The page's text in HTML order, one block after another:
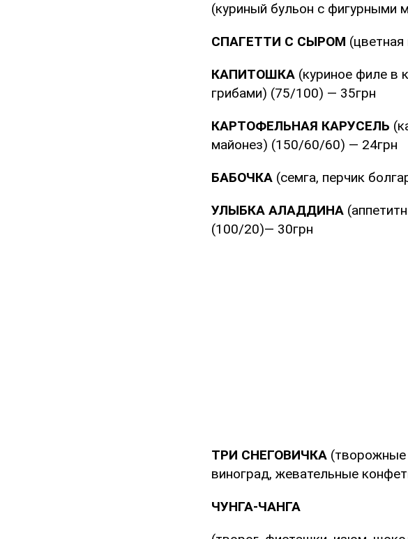
(куриный бульон с фигурными
СПАГЕТТИ С СЫРОМ
КАПИТОШКА (куриное филе в
грибами) (75/100) — 35грн
КАРТОФЕЛЬНАЯ КАРУСЕЛЬ
майонез) (150/60/60) — 24грн
БАБОЧКА (семга, перчик
УЛЫБКА АЛАДДИНА
(100/20)— 30грн
ТРИ СНЕГОВИЧКА (творожные
виноград, жевательные
ЧУНГА-ЧАНГА